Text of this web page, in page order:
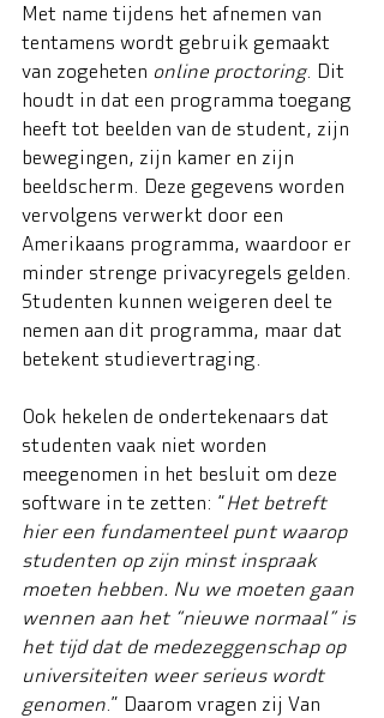
Met name tijdens het afnemen van
tentamens wordt gebruik gemaakt
van zogeheten online proctoring. Dit
houdt in dat een programma toegang
heeft tot beelden van de student, zijn
bewegingen, zijn kamer en zijn
beeldscherm. Deze gegevens worden
vervolgens verwerkt door een
Amerikaans programma, waardoor er
minder strenge privacyregels gelden.
Studenten kunnen weigeren deel te
nemen aan dit programma, maar dat
betekent studievertraging.
Ook hekelen de ondertekenaars dat
studenten vaak niet worden
meegenomen in het besluit om deze
software in te zetten: “Het betreft
hier een fundamenteel punt waarop
studenten op zijn minst inspraak
moeten hebben. Nu we moeten gaan
wennen aan het “nieuwe normaal” is
het tijd dat de medezeggenschap op
universiteiten weer serieus wordt
genomen.” Daarom vragen zij Van